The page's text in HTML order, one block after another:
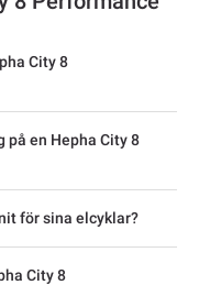
City 8
en Hepha City 8
för sina elcyklar?
City 8